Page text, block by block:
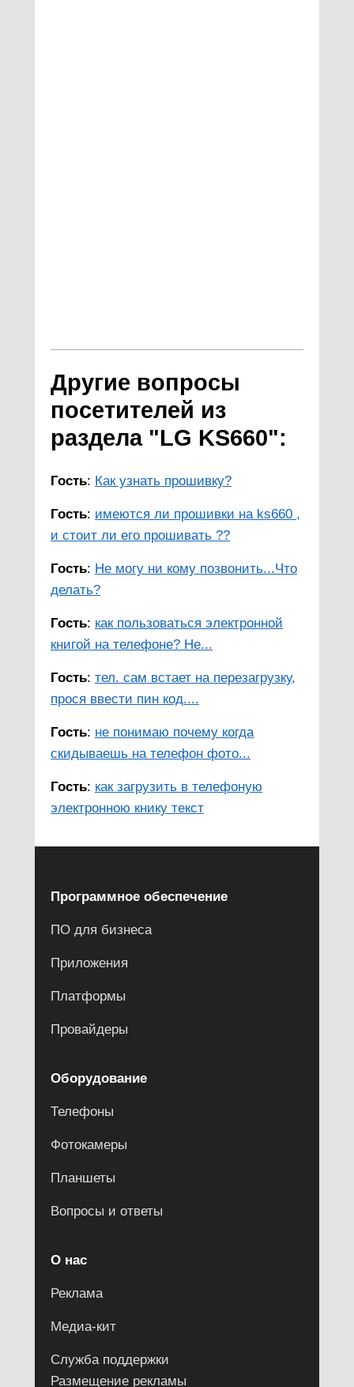
Другие вопросы
посетителей из
раздела "LG KS660":
Гость: Как узнать прошивку?
Гость: имеются ли прошивки на ks660 ,
и стоит ли его прошивать ??
Гость: Не могу ни кому позвонить...Что
делать?
Гость: как пользоваться электронной
книгой на телефоне? Не...
Гость: тел. сам встает на перезагрузку,
прося ввести пин код....
Гость: не понимаю почему когда
скидываешь на телефон фото...
Гость: как загрузить в телефоную
электронною книку текст
Программное обеспечение
ПО для бизнеса
Приложения
Платформы
Провайдеры
Оборудование
Телефоны
Фотокамеры
Планшеты
Вопросы и ответы
О нас
Реклама
Медиа-кит
Служба поддержки
Размещение рекламы